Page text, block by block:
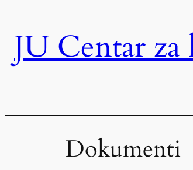
content
JU Centar
Dokumenti